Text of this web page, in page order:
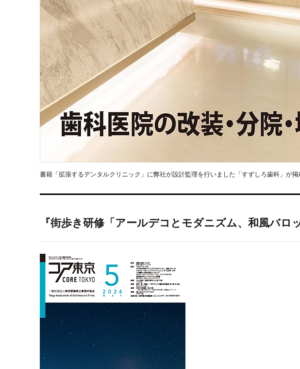
書籍「拡張するデンタルクリニック」に弊社が設計監理を行いました「すずしろ歯科」が
『街歩き研修「アールデコとモダニズム、和風バロ